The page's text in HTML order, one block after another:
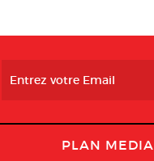
PLAN MEDIA